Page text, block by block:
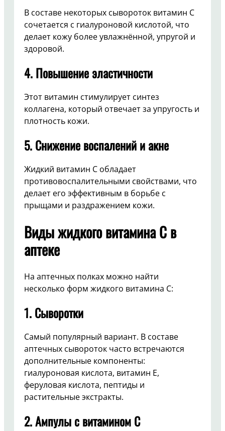
В составе некоторых сывороток витамин C
сочетается с гиалуроновой кислотой, что
делает кожу более увлажнённой, упругой и
здоровой.
4.Повышение эластичности
Этот витамин стимулирует синтез
коллагена, который отвечает за упругость и
плотность кожи.
5.Снижение воспалений и акне
Жидкий витамин C обладает
противовоспалительными свойствами, что
делает его эффективным в борьбе с
прыщами и раздражением кожи.
Виды жидкого витамина C в
аптеке
На аптечных полках можно найти
несколько форм жидкого витамина C:
1.Сыворотки
Самый популярный вариант. В составе
аптечных сывороток часто встречаются
дополнительные компоненты:
гиалуроновая кислота, витамин E,
феруловая кислота, пептиды и
растительные экстракты.
2.Ампулы с витамином C